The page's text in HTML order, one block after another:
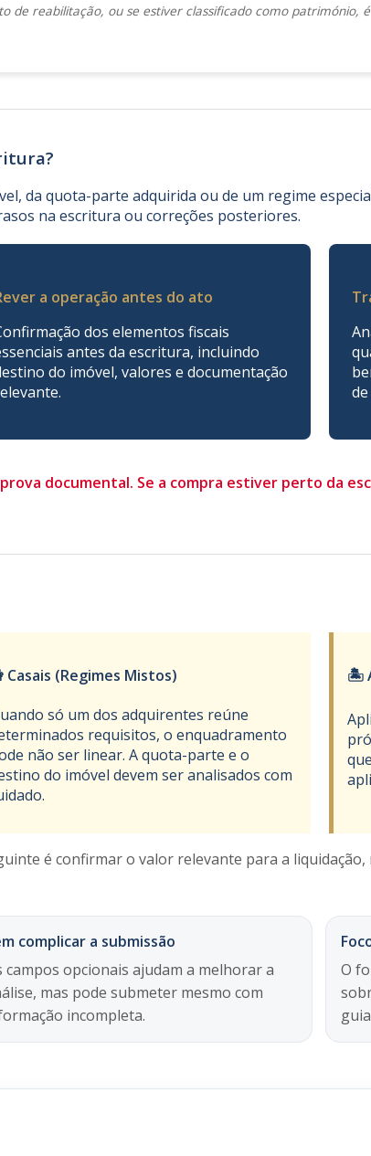
de reabilitação, ou se estiver classificado como património,
da quota-parte adquirida ou de um regime
na escritura ou correções posteriores.
a operação antes do ato
dos elementos fiscais
antes da escritura, incluindo
do imóvel, valores e documentação
documental. Se a compra estiver perto da
Casais (Regimes Mistos)
só um dos adquirentes reúne
requisitos, o enquadramento
não ser linear. A quota-parte e o
do imóvel devem ser analisados com
🏝️
é confirmar o valor relevante para a
complicar a submissão
campos opcionais ajudam a melhorar a
mas pode submeter mesmo com
incompleta.
O